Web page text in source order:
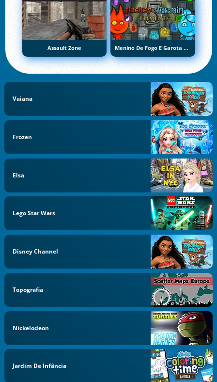
Assault Zone Menino De Fogo E Garota De Água 5: Elementos
Vaiana
Frozen
Elsa
Lego Star Wars
Disney Channel
Topografia
Nickelodeon
Jardim De Infância